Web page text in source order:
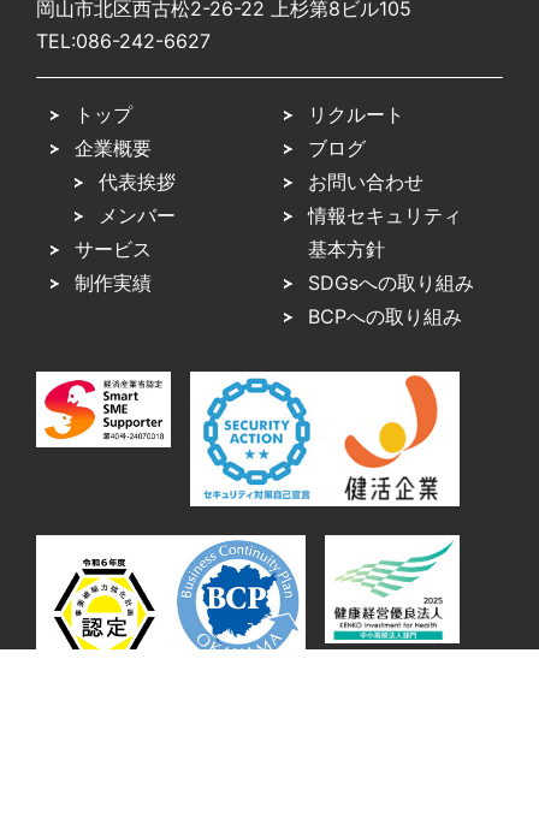
岡山市北区西古松2-26-22 上杉第8ビル105
TEL:086-242-6627
トップ
企業概要
代表挨拶
メンバー
サービス
制作実績
リクルート
ブログ
お問い合わせ
情報セキュリティ
基本方針
SDGsへの取り組み
BCPへの取り組み